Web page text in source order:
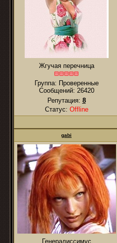
Жгучая перечница
Группа: Проверенные
Сообщений: 26420
Репутация: 8
Статус: Offline
gabi
Генералиссимус